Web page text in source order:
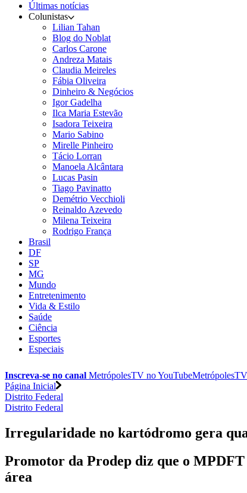
Últimas notícias
Colunistas
Lilian Tahan
Blog do Noblat
Carlos Carone
Andreza Matais
Claudia Meireles
Fábia Oliveira
Dinheiro & Negócios
Igor Gadelha
Ilca Maria Estevão
Isadora Teixeira
Mario Sabino
Mirelle Pinheiro
Tácio Lorran
Manoela Alcântara
Lucas Pasin
Tiago Pavinatto
Demétrio Vecchioli
Reinaldo Azevedo
Milena Teixeira
Rodrigo França
Brasil
DF
SP
MG
Mundo
Entretenimento
Vida & Estilo
Saúde
Ciência
Esportes
Especiais
Inscreva-se no canal MetrópolesTV noYouTubeMetrópolesTV
Página Inicial
Distrito Federal
Distrito Federal
Irregularidade no kartódromo gera
Promotor da Prodep diz que o
área